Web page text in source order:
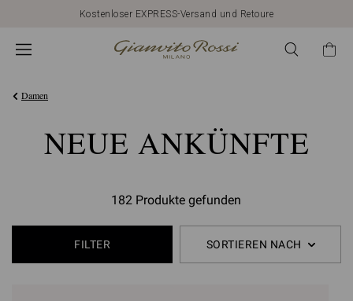
Kostenloser EXPRESS-Versand und Retoure
Damen
NEUE ANKÜNFTE
182 Produkte gefunden
FILTER SORTIEREN NACH